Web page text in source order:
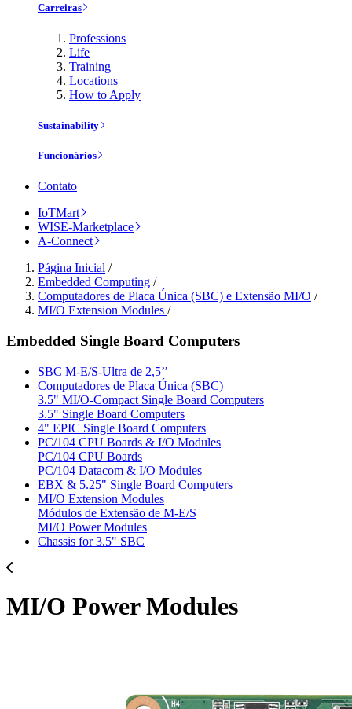
Carreiras
Professions
Life
Training
Locations
How to Apply
Sustainability
Funcionários
Contato
IoTMart
WISE-Marketplace
A-Connect
Página Inicial /
Embedded Computing /
Computadores de Placa Única (SBC) e Extensão MI/O /
MI/O Extension Modules /
Embedded Single Board Computers
SBC M-E/S-Ultra de 2,5’’
Computadores de Placa Única (SBC)
3.5" MI/O-Compact Single Board Computers
3.5" Single Board Computers
4" EPIC Single Board Computers
PC/104 CPU Boards & I/O Modules
PC/104 CPU Boards
PC/104 Datacom & I/O Modules
EBX & 5.25" Single Board Computers
MI/O Extension Modules
Módulos de Extensão de M-E/S
MI/O Power Modules
Chassis for 3.5" SBC
MI/O Power Modules